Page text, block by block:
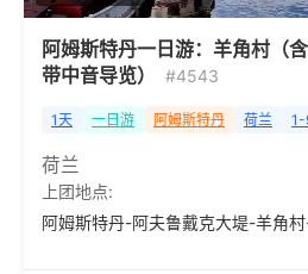
阿姆斯特丹一日游：羊角村（
带中音导览）
#4543
1天 一日游 阿姆斯特丹 荷兰 1-
荷兰
上团地点:
阿姆斯特丹-阿夫鲁戴克大堤-羊角